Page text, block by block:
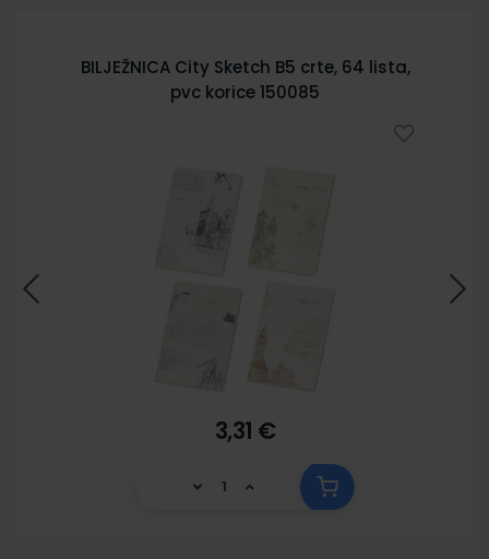
BILJEŽNICA City Sketch B5 crte, 64 lista,
pvc korice 150085
3,31 €